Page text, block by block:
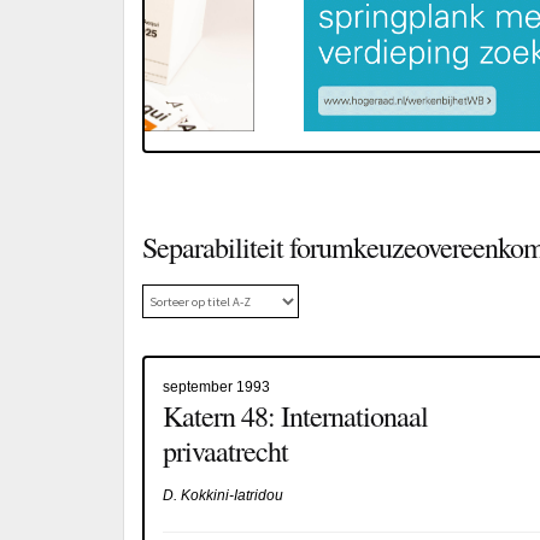
Separabiliteit
september 1993
Katern 48: Internationaal
privaatrecht
D. Kokkini-Iatridou